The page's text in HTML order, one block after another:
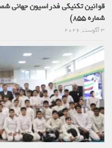
شماره 855)